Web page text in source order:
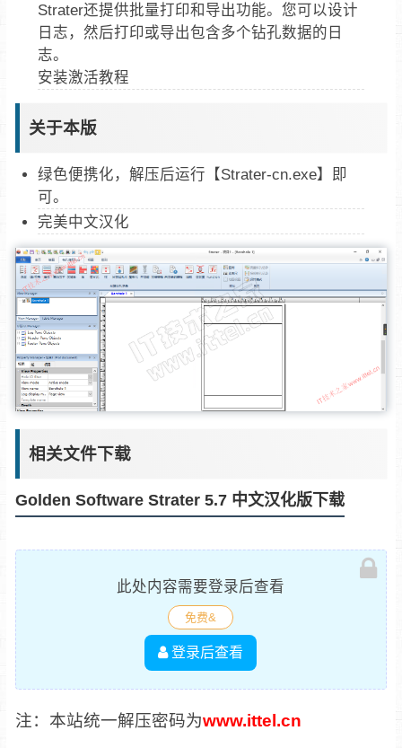
Strater还提供批量打印和导出功能。您可以设计
日志，然后打印或导出包含多个钻孔数据的日
志。
安装激活教程
关于本版
绿色便携化，解压后运行【Strater-cn.exe】即
可。
完美中文汉化
相关文件下载
Golden Software Strater 5.7 中文汉化版下载
此处内容需要登录后查看
免费&
登录后查看
注：本站统一解压密码为www.ittel.cn